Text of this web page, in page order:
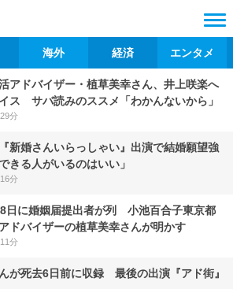
海外 経済 エンタメ
アドバイザー・植草美幸さん、井上咲楽へ
ス サバ読みのススメ「わかんないから」
分
新婚さんいらっしゃい』出演で結婚願望強
きる人がいるのはいい」
分
日に婚姻届提出者が列 小池百合子東京都
ドバイザーの植草美幸さんが明かす
分
が死去6日前に収録 最後の出演『アド街』